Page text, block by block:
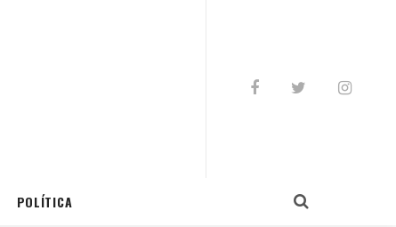
POLÍTICA